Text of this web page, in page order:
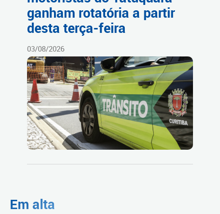
ganham rotatória a partir
desta terça-feira
03/08/2026
Em alta